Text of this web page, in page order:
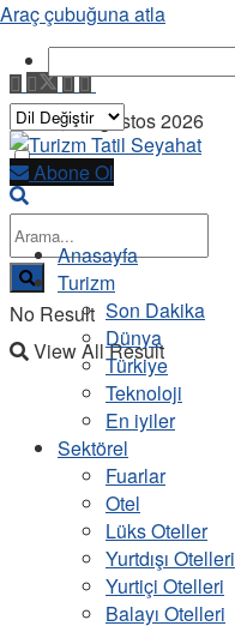
Cuma, 7 Ağustos 2026
No Result
View All Result
Abone Ol
Anasayfa
Turizm
Son Dakika
Dünya
Türkiye
Teknoloji
En iyiler
Sektörel
Fuarlar
Otel
Lüks Oteller
Yurtdışı Otelleri
Yurtiçi Otelleri
Balayı Otelleri
Araç çubuğuna atla